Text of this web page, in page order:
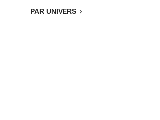
PAR UNIVERS 